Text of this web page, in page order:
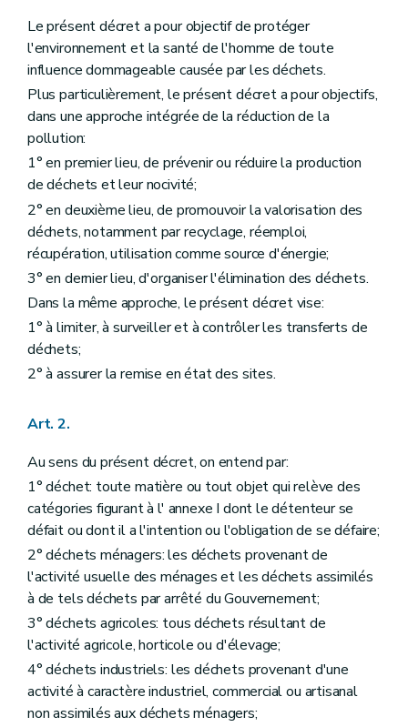
Art. 8
Art. 9
Art. 10
Art. 11
Art. 12
Art. 13
Art. 14
Art. 15
Section 2
Dispositions particulières à la valorisation des déchets
Art. 16
Art. 17
Art. 18
Section 3 Dispositions particulières à l'élimination des déchets
Art. 19
Art. 20
Section 4 Dispositions particulières aux déchets ménagers
Art. 21
Art. 22
Chapitre IV Transferts de déchets
Art. 23
Chapitre IV
Transferts de déchets
Art. 23
Art. 24
Art. 25
Chapitre V Planification de la gestion des déchets
Art. 24
Art. 25
Art. 26
Chapitre VI Dispositions particulières
Art. 27
Art. 28
Chapitre VI
Dispositions particulières
Art. 27
Art. 28
Chapitre VII Dispositions fonctionnelles
Section première
Statistiques et renseignements
Art. 29
Art. 30
Art. 31
Le présent décret a pour objectif de protéger
l'environnement et la santé de l'homme de toute
influence dommageable causée par les déchets.
Plus particulièrement, le présent décret a pour objectifs,
dans une approche intégrée de la réduction de la
pollution:
1° en premier lieu, de prévenir ou réduire la production
de déchets et leur nocivité;
2° en deuxième lieu, de promouvoir la valorisation des
déchets, notamment par recyclage, réemploi,
récupération, utilisation comme source d'énergie;
3° en dernier lieu, d'organiser l'élimination des déchets.
Dans la même approche, le présent décret vise:
1° à limiter, à surveiller et à contrôler les transferts de
déchets;
2° à assurer la remise en état des sites.
Art. 2.
Au sens du présent décret, on entend par:
1° déchet: toute matière ou tout objet qui relève des
catégories figurant à l' annexe I dont le détenteur se
défait ou dont il a l'intention ou l'obligation de se défaire;
2° déchets ménagers: les déchets provenant de
l'activité usuelle des ménages et les déchets assimilés
à de tels déchets par arrêté du Gouvernement;
3° déchets agricoles: tous déchets résultant de
l'activité agricole, horticole ou d'élevage;
4° déchets industriels: les déchets provenant d'une
activité à caractère industriel, commercial ou artisanal
non assimilés aux déchets ménagers;